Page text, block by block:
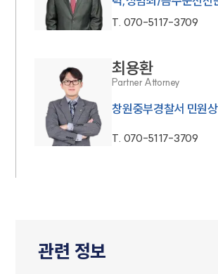
T. 070-5117-3709
최용환
Partner Attorney
창원중부경찰서 민원
T. 070-5117-3709
관련 정보